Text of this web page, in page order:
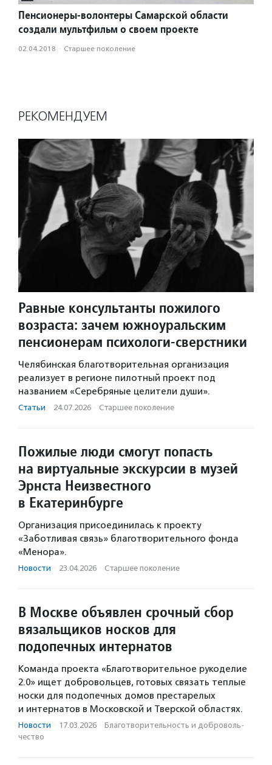
Пенсионеры-волонтеры Самарской области
создали мультфильм о своем проекте
02.04.2018 · Старшее поколение
РЕКОМЕНДУЕМ
Равные консультанты пожилого
возраста: зачем южноуральским
пенсионерам психологи-сверстники
Челябинская благотворительная организация
реализует в регионе пилотный проект под
названием «Серебряные целители души».
Статьи · 24.07.2026 · Старшее поколение
Пожилые люди смогут попасть
на виртуальные экскурсии в музей
Эрнста Неизвестного
в Екатеринбурге
Организация присоединилась к проекту
«Заботливая связь» благотворительного фонда
«Менора».
Новости · 23.04.2026 · Старшее поколение
В Москве объявлен срочный сбор
вязальщиков носков для
подопечных интернатов
Команда проекта «Благотворительное рукоделие
2.0» ищет добровольцев, готовых связать теплые
носки для подопечных домов престарелых
и интернатов в Московской и Тверской областях.
Новости · 17.03.2026 · Благотвори­тель­ность и доброволь­
чест­во